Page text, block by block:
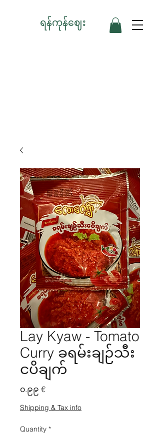
ရန်ကုန်ဈေး
Lay Kyaw - Tomato
Curry ခရမ်းချဉ်သီး
ငပိချက်
၀.၉၉ €Price
Shipping & Tax info
Quantity *